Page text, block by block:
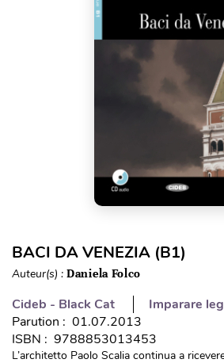
BACI DA VENEZIA (B1)
Auteur(s) : Daniela Folco
Cideb - Black Cat
Imparare
Parution : 01.07.2013
ISBN : 9788853013453
L’architetto Paolo Scalia continua a